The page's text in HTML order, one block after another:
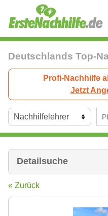
Deutschlands Top-
Profi-Nachhilfe
Jetzt
Detailsuche
« Zurück